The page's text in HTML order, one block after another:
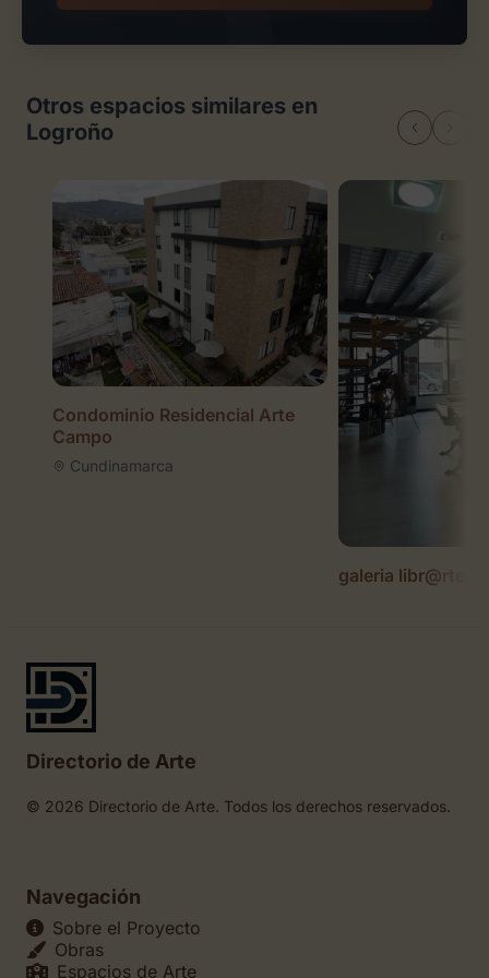
Otros espacios similares en
Logroño
Condominio Residencial Arte
Campo
Cundinamarca
galeria libr@rte
Directorio de Arte
© 2026 Directorio de Arte. Todos los derechos reservados.
Navegación
Sobre el Proyecto
Obras
Espacios de Arte